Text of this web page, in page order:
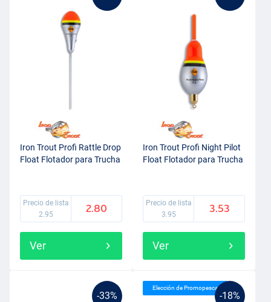
Iron Trout Profi Rattle Drop
Float Flotador para Trucha
Precio de lista
2.95
2.80
Ver
Iron Trout Profi Night Pilot
Float Flotador para Trucha
Precio de lista
3.95
3.53
Ver
-33% -18%
Elección de Promopesca